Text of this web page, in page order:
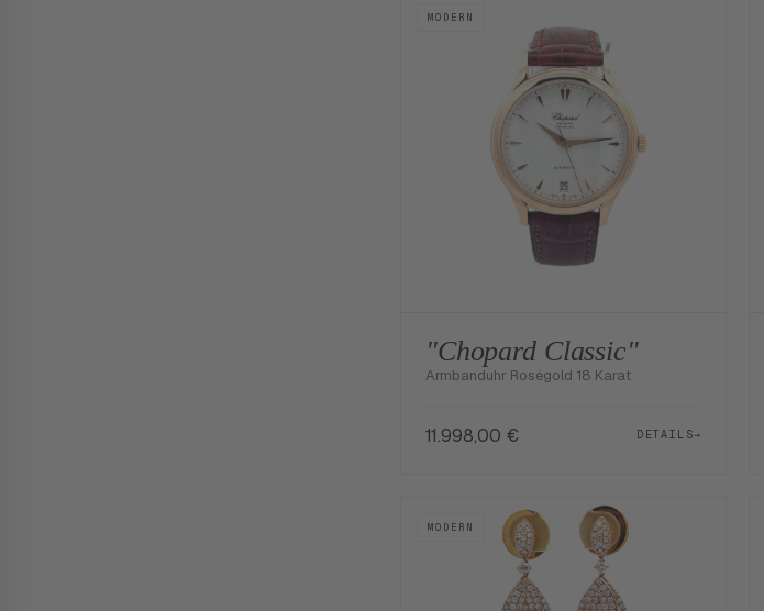
MODERN
"Chopard Classic"
Armbanduhr Roségold 18 Karat
11.998,00 € DETAILS→
MODERN